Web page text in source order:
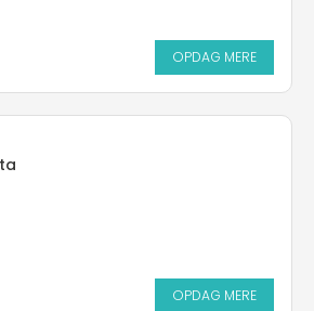
OPDAG MERE
OPDAG MERE